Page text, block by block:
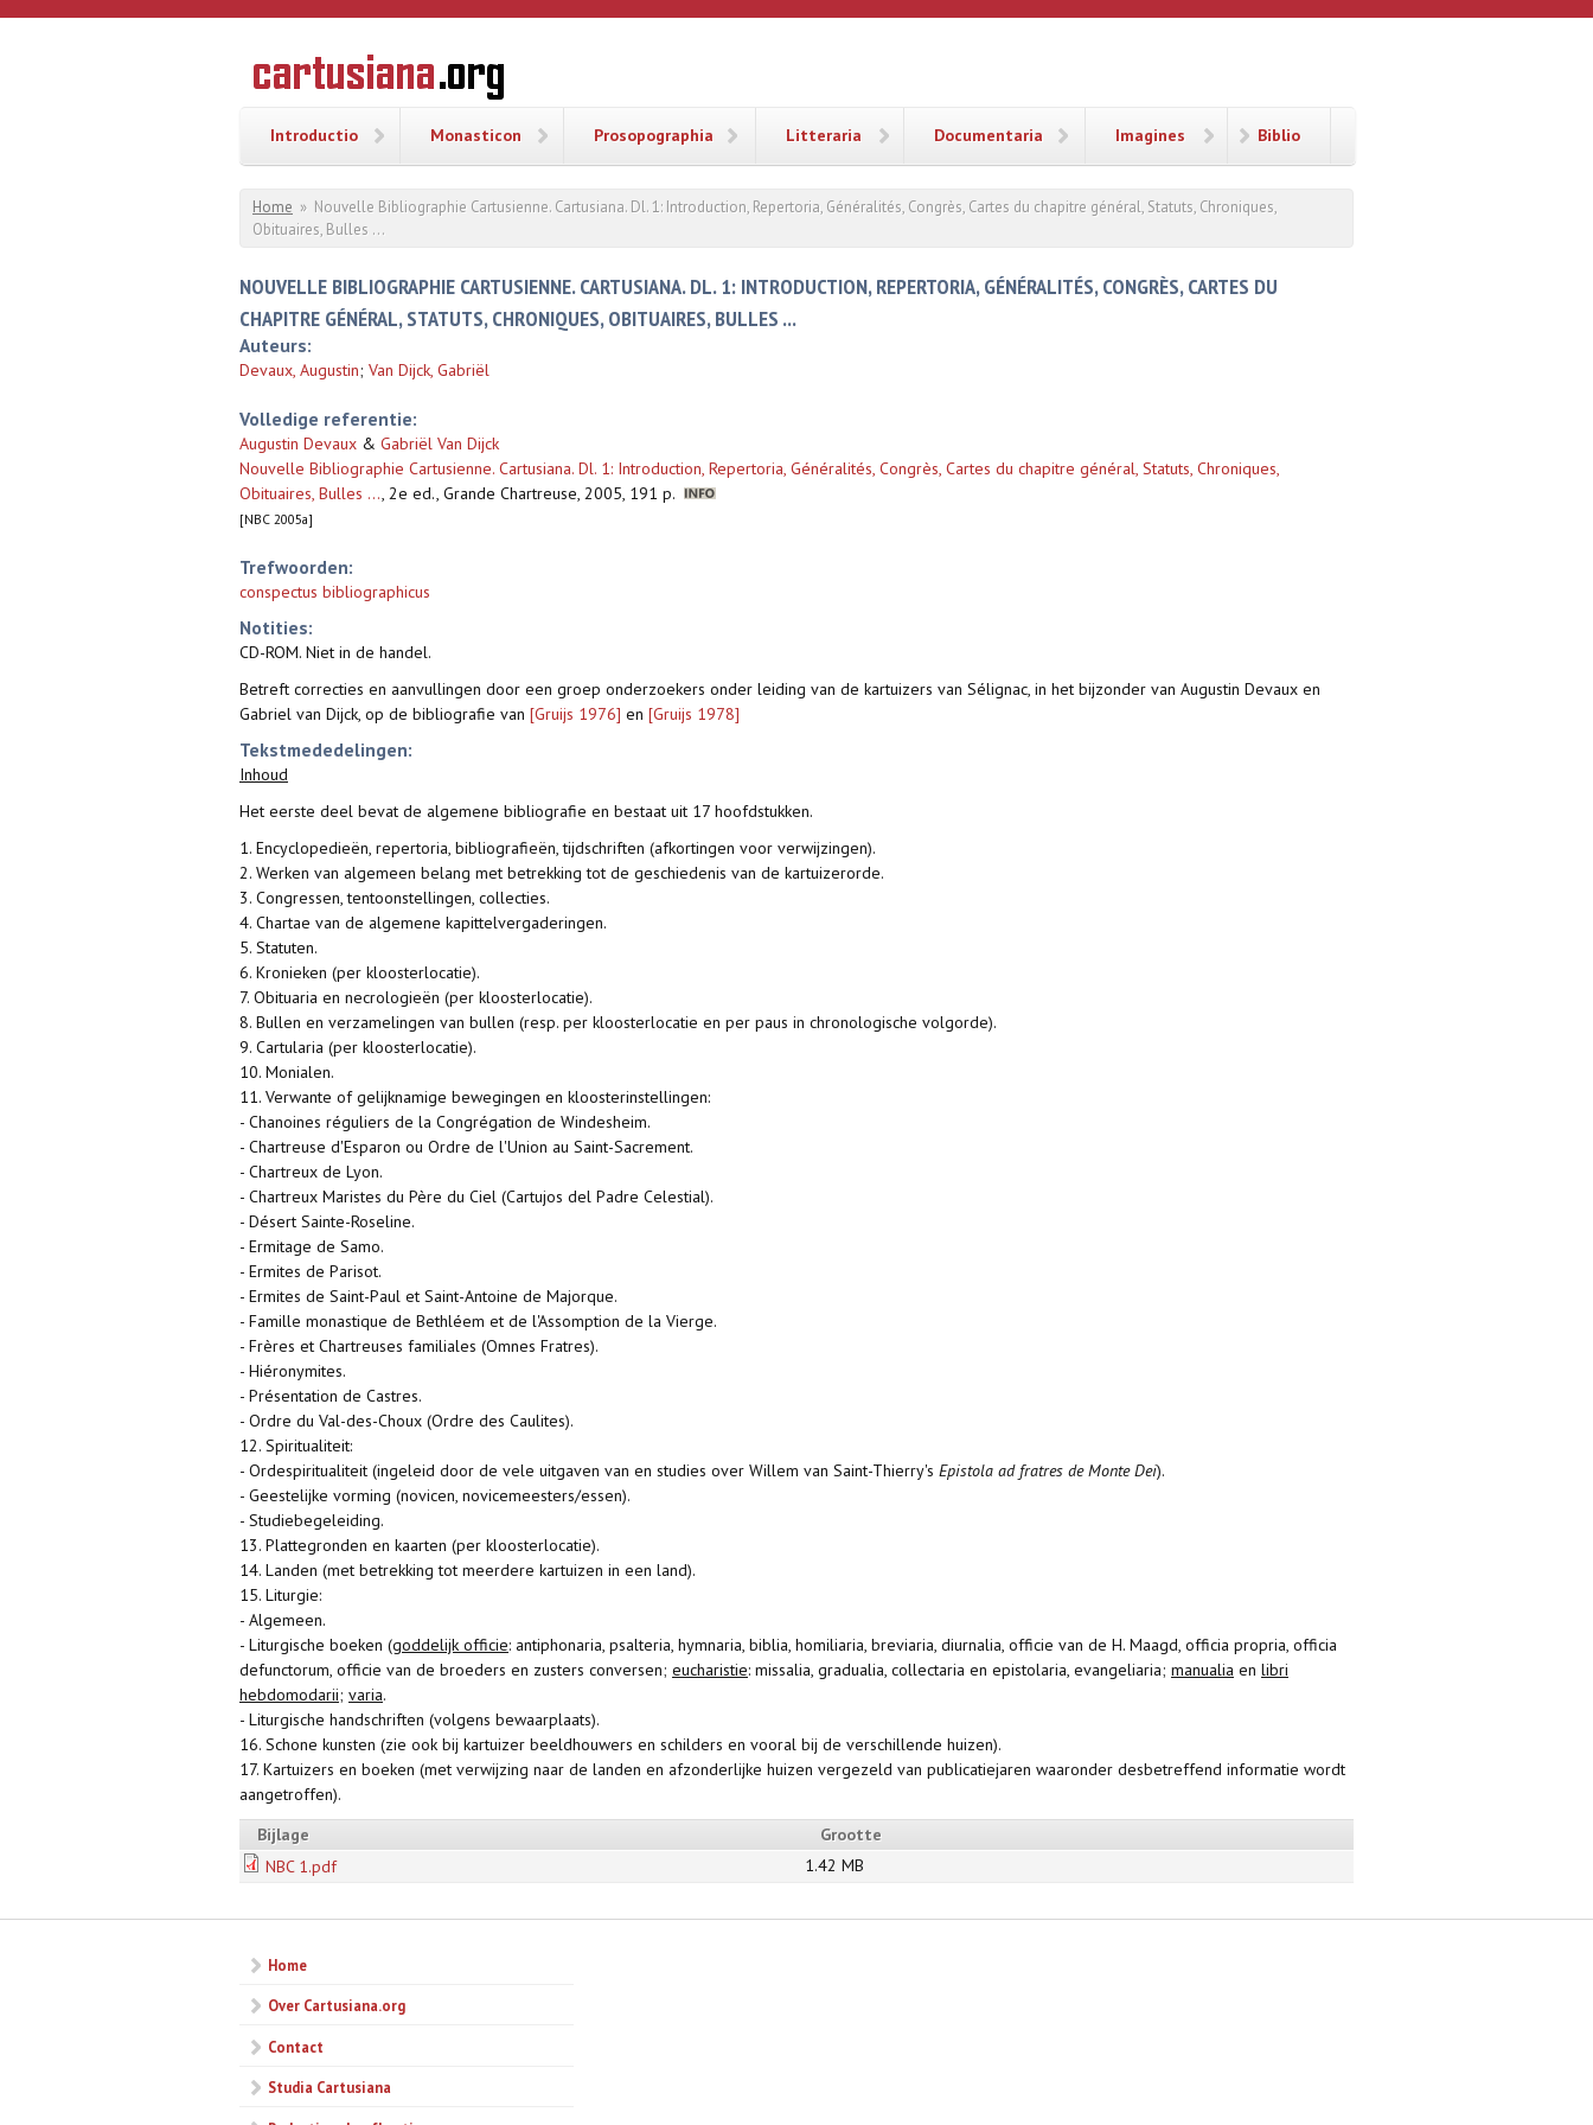
Overslaan en naar de inhoud gaan
CARTUSIANA
Geschiedenis
van de
Introductio Monasticon Prosopographia Litteraria Documentaria Imagines Biblio
U bent hier
Home » Nouvelle Bibliographie Cartusienne. Cartusiana. Dl. 1: Introduction, Repertoria, Généralités, Congrès, Cartes du chapitre général, Statuts, Chroniques,
Obituaires, Bulles ...
NOUVELLE BIBLIOGRAPHIE CARTUSIENNE. CARTUSIANA. DL. 1: INTRODUCTION, REPERTORIA, GÉNÉRALITÉS, CONGRÈS, CARTES DU
CHAPITRE GÉNÉRAL, STATUTS, CHRONIQUES, OBITUAIRES, BULLES ...
Auteurs:
Devaux, Augustin; Van Dijck, Gabriël
Volledige referentie:
Augustin Devaux & Gabriël Van Dijck
Nouvelle Bibliographie Cartusienne. Cartusiana. Dl. 1: Introduction, Repertoria, Généralités, Congrès, Cartes du chapitre général, Statuts, Chroniques,
Obituaires, Bulles ..., 2e ed., Grande Chartreuse, 2005, 191 p.
[NBC 2005a]
Trefwoorden:
conspectus bibliographicus
Notities:
CD-ROM. Niet in de handel.
Betreft correcties en aanvullingen door een groep onderzoekers onder leiding van de kartuizers van Sélignac, in het bijzonder van Augustin Devaux en
Gabriel van Dijck, op de bibliografie van [Gruijs 1976] en [Gruijs 1978]
Tekstmededelingen:
Inhoud
Het eerste deel bevat de algemene bibliografie en bestaat uit 17 hoofdstukken.
1. Encyclopedieën, repertoria, bibliografieën, tijdschriften (afkortingen voor verwijzingen).
2. Werken van algemeen belang met betrekking tot de geschiedenis van de kartuizerorde.
3. Congressen, tentoonstellingen, collecties.
4. Chartae van de algemene kapittelvergaderingen.
5. Statuten.
6. Kronieken (per kloosterlocatie).
7. Obituaria en necrologieën (per kloosterlocatie).
8. Bullen en verzamelingen van bullen (resp. per kloosterlocatie en per paus in chronologische volgorde).
9. Cartularia (per kloosterlocatie).
10. Monialen.
11. Verwante of gelijknamige bewegingen en kloosterinstellingen:
- Chanoines réguliers de la Congrégation de Windesheim.
- Chartreuse d'Esparon ou Ordre de l'Union au Saint-Sacrement.
- Chartreux de Lyon.
- Chartreux Maristes du Père du Ciel (Cartujos del Padre Celestial).
- Désert Sainte-Roseline.
- Ermitage de Samo.
- Ermites de Parisot.
- Ermites de Saint-Paul et Saint-Antoine de Majorque.
- Famille monastique de Bethléem et de l'Assomption de la Vierge.
- Frères et Chartreuses familiales (Omnes Fratres).
- Hiéronymites.
- Présentation de Castres.
- Ordre du Val-des-Choux (Ordre des Caulites).
12. Spiritualiteit:
- Ordespiritualiteit (ingeleid door de vele uitgaven van en studies over Willem van Saint-Thierry's Epistola ad fratres de Monte Dei).
- Geestelijke vorming (novicen, novicemeesters/essen).
- Studiebegeleiding.
13. Plattegronden en kaarten (per kloosterlocatie).
14. Landen (met betrekking tot meerdere kartuizen in een land).
15. Liturgie:
- Algemeen.
- Liturgische boeken (goddelijk officie: antiphonaria, psalteria, hymnaria, biblia, homiliaria, breviaria, diurnalia, officie van de H. Maagd, officia propria, officia
defunctorum, officie van de broeders en zusters conversen; eucharistie: missalia, gradualia, collectaria en epistolaria, evangeliaria; manualia en libri
hebdomodarii; varia.
- Liturgische handschriften (volgens bewaarplaats).
16. Schone kunsten (zie ook bij kartuizer beeldhouwers en schilders en vooral bij de verschillende huizen).
17. Kartuizers en boeken (met verwijzing naar de landen en afzonderlijke huizen vergezeld van publicatiejaren waaronder desbetreffend informatie wordt
aangetroffen).
Bijlage
Grootte
NBC 1.pdf
1.42 MB
Home
Over Cartusiana.org
Contact
Studia Cartusiana